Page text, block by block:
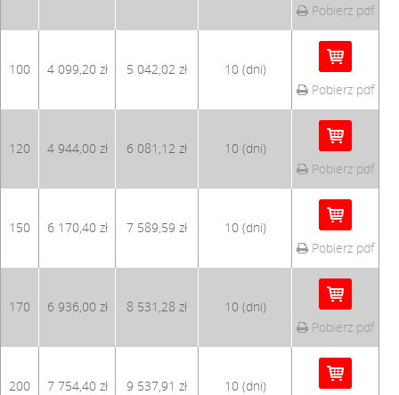
Pobierz pdf
100 4 099,20 zł 5 042,02 zł
10 (dni)
Pobierz pdf
120 4 944,00 zł 6 081,12 zł
10 (dni)
Pobierz pdf
150 6 170,40 zł 7 589,59 zł
10 (dni)
Pobierz pdf
170 6 936,00 zł 8 531,28 zł
10 (dni)
Pobierz pdf
200 7 754,40 zł 9 537,91 zł
10 (dni)